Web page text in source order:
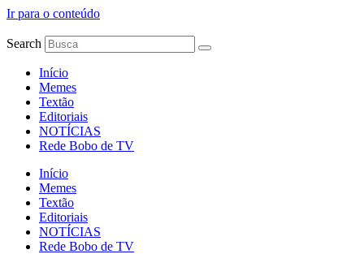
Ir para o conteúdo
Search
Início
Memes
Textão
Editoriais
NOTÍCIAS
Rede Bobo de TV
Início
Memes
Textão
Editoriais
NOTÍCIAS
Rede Bobo de TV